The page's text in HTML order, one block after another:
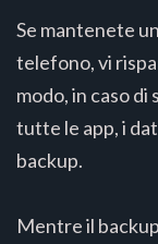
Se mantenete
telefono, vi
modo, in caso
tutte le app, i
backup.
Mentre il